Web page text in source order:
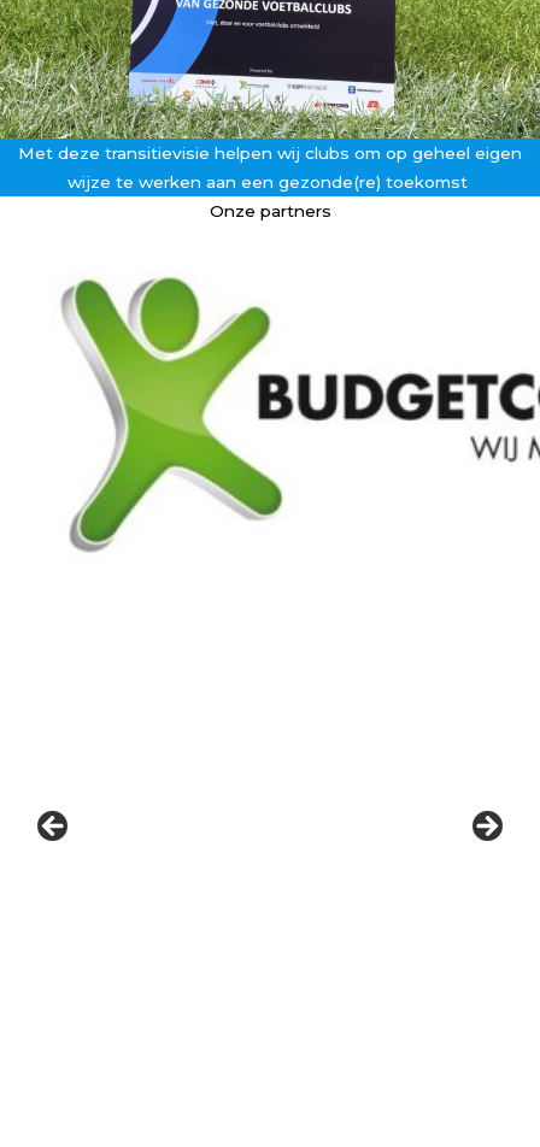
Met deze transitievisie helpen wij clubs om op geheel eigen
wijze te werken aan een gezonde(re) toekomst
Onze partners